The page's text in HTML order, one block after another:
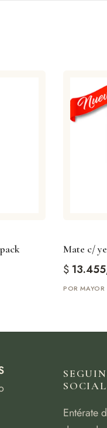
Mate c/
$
Entérate